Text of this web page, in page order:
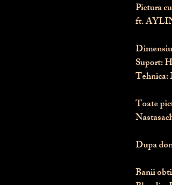
Pictura
ft.
Suport:
Tehnica:
Toate
Dupa
Banii